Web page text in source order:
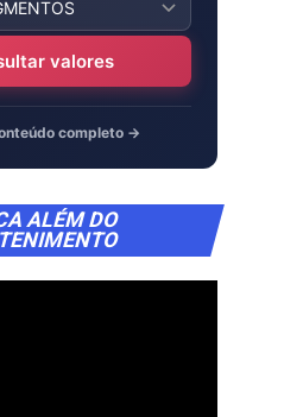
valores
completo →
ALÉM DO
Tocador
de